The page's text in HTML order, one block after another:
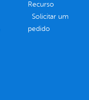
Recurso
Solicitar um
pedido